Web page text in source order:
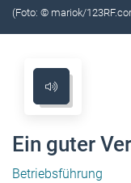
(Foto: © mariok/
Ein guter
Betriebsführung